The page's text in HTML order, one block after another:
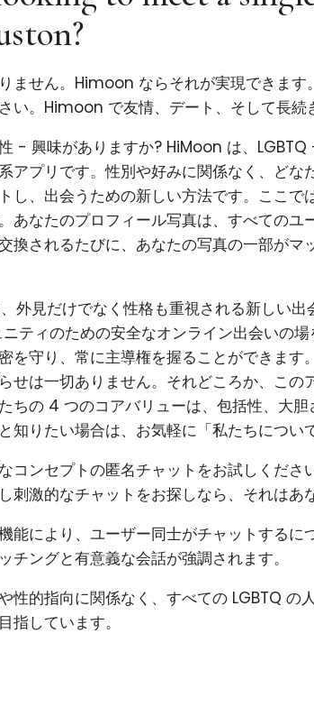
ません。Himoon ならそれが実現できます
い。Himoon で友情、デート、そして長続
- 興味がありますか? HiMoon は、LGBTQ
アプリです。性別や好みに関係なく、どな
し、出会うための新しい方法です。ここで
あなたのプロフィール写真は、すべてのユ
換されるたびに、あなたの写真の一部がマ
外見だけでなく性格も重視される新しい出
ティのための安全なオンライン出会いの場
を守り、常に主導権を握ることができま
せは一切ありません。それどころか、この
ちの 4 つのコアバリューは、包括性、大
知りたい場合は、お気軽に「私たちについ
コンセプトの匿名チャットをお試しくださ
刺激的なチャットをお探しなら、それはあ
能により、ユーザー同士がチャットするに
チングと有意義な会話が強調されます。
性的指向に関係なく、すべての LGBTQ の
指しています。